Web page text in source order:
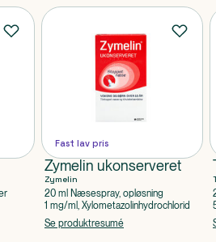
Fast lav pris
Zymelin ukonserveret
Zymelin
20 ml Næsespray, opløsning
1 mg/ml, Xylometazolinhydrochlorid
Se produktresumé